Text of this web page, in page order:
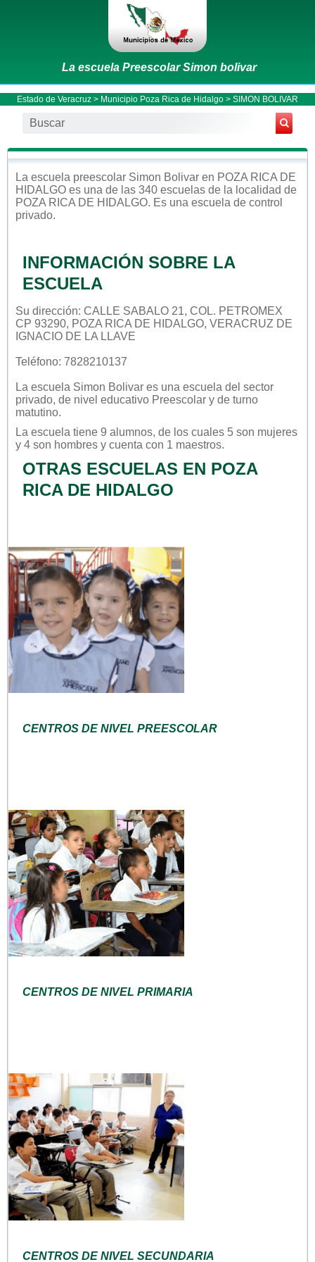
La escuela Preescolar Simon bolivar
Estado de Veracruz > Municipio Poza Rica de Hidalgo > SIMON BOLIVAR
La escuela preescolar Simon Bolivar en POZA RICA DE
HIDALGO es una de las 340 escuelas de la localidad de
POZA RICA DE HIDALGO. Es una escuela de control
privado.
INFORMACIÓN SOBRE LA
ESCUELA
Su dirección: CALLE SABALO 21, COL. PETROMEX
CP 93290, POZA RICA DE HIDALGO, VERACRUZ DE
IGNACIO DE LA LLAVE
Teléfono: 7828210137
La escuela Simon Bolivar es una escuela del sector
privado, de nivel educativo Preescolar y de turno
matutino.
La escuela tiene 9 alumnos, de los cuales 5 son mujeres
y 4 son hombres y cuenta con 1 maestros.
OTRAS ESCUELAS EN POZA
RICA DE HIDALGO
CENTROS DE NIVEL PREESCOLAR
CENTROS DE NIVEL PRIMARIA
CENTROS DE NIVEL SECUNDARIA